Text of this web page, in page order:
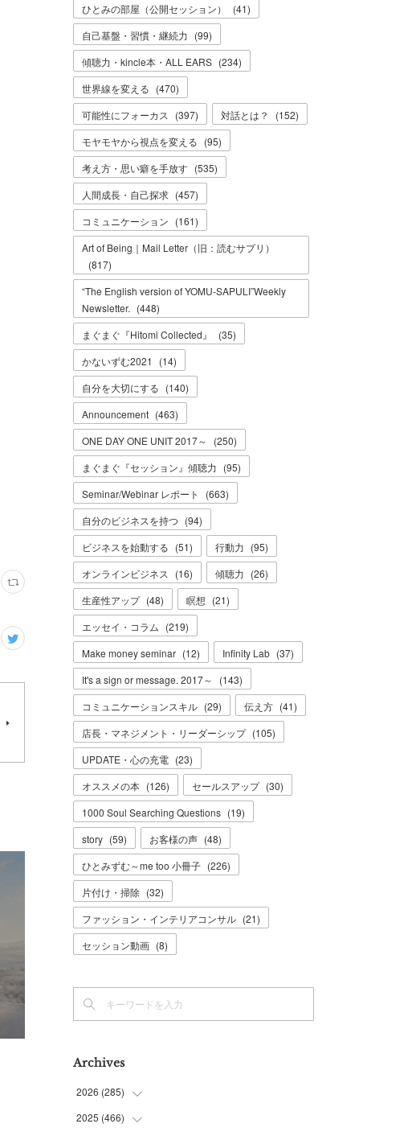
ひとみの部屋（公開セッション）
(41)
自己基盤・習慣・継続力 (99)
傾聴力・kincle本・ALL EARS (234)
世界線を変える (470)
可能性にフォーカス
(397) 対話とは？ (152)
モヤモヤから視点を変える (95)
考え方・思い癖を手放す (535)
人間成長・自己探求 (457)
コミュニケーション (161)
Art of Being｜Mail Letter（旧：読むサプリ）
(817)
“The English version of YOMU-SAPULI”Weekly
Newsletter. (448)
まぐまぐ『Hitomi Collected』
(35)
かないずむ2021
(14)
自分を大切にする (140)
Announcement (463)
ONE DAY ONE UNIT 2017～
(250)
まぐまぐ『セッション』傾聴力 (95)
Seminar/Webinar レポート
(663)
自分のビジネスを持つ (94)
ビジネスを始動する (51) 行動力 (95)
オンラインビジネス
(16) 傾聴力 (26)
生産性アップ (48) 瞑想 (21)
エッセイ・コラム (219)
Make money seminar (12) Infinity Lab (37)
It's a sign or message. 2017～
(143)
コミュニケーションスキル (29) 伝え方 (41)
店長・マネジメント・リーダーシップ (105)
UPDATE・心の充電 (23)
オススメの本 (126) セールスアップ (30)
1000 Soul Searching Questions (19)
story (59) お客様の声 (48)
ひとみずむ～me too 小冊子 (226)
片付け・掃除 (32)
ファッション・インテリアコンサル (21)
セッション動画 (8)
Archives
2026 (285)
(6)
2025 (466)